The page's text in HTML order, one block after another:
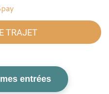
TRAJET
entrées